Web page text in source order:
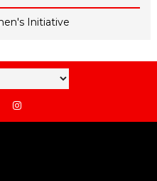
Initiative